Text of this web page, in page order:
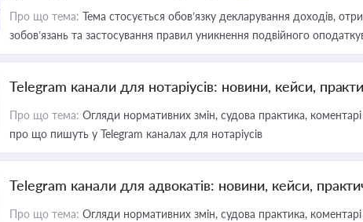
Про що тема: Тема стосується обов’язку декларування доходів,
зобов’язань та застосування правил уникнення подвійного
Telegram канали для нотаріусів: новини, кейси,
Про що тема: Огляди нормативних змін, судова практика,
про що пишуть у Telegram каналах для нотаріусів
Telegram канали для адвокатів: новини, кейси,
Про що тема: Огляди нормативних змін, судова практика,